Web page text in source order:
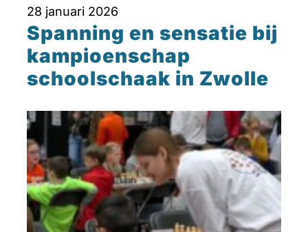
28 januari 2026
Spanning en sensatie bij
kampioenschap
schoolschaak in Zwolle